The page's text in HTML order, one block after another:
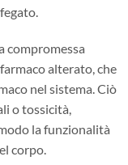
compromessa
alterato, che
nel sistema. Ciò
o tossicità,
la funzionalità
corpo.